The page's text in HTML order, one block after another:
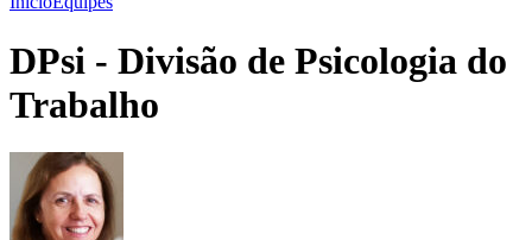
DPsi - Divisão de Psicologia do
Trabalho